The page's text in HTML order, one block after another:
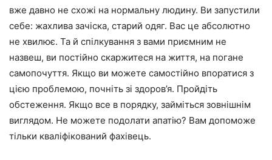
вже давно не схожі на нормальну людину. Ви запустили
себе: жахлива зачіска, старий одяг. Вас це абсолютно
не хвилює. Та й спілкування з вами приємним не
назвеш, ви постійно скаржитеся на життя, на погане
самопочуття. Якщо ви можете самостійно впоратися з
цією проблемою, почніть зі здоров’я. Пройдіть
обстеження. Якщо все в порядку, займіться зовнішнім
виглядом. Не можете подолати апатію? Вам допоможе
тільки кваліфікований фахівець.